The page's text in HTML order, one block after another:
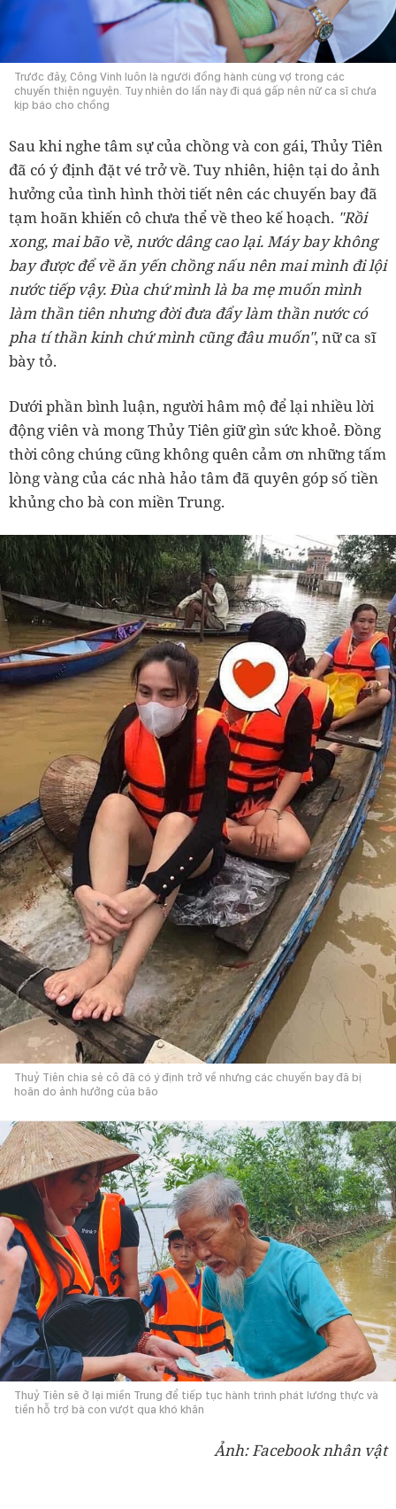
Trước đây, Công Vinh luôn là người đồng hành cùng vợ trong các
chuyến thiện nguyện. Tuy nhiên do lần này đi quá gấp nên nữ ca sĩ chưa
kịp báo cho chồng
Sau khi nghe tâm sự của chồng và con gái, Thủy Tiên
đã có ý định đặt vé trở về. Tuy nhiên, hiện tại do ảnh
hưởng của tình hình thời tiết nên các chuyến bay đã
tạm hoãn khiến cô chưa thể về theo kế hoạch. "Rồi
xong, mai bão về, nước dâng cao lại. Máy bay không
bay được để về ăn yến chồng nấu nên mai mình đi lội
nước tiếp vậy. Đùa chứ mình là ba mẹ muốn mình
làm thần tiên nhưng đời đưa đẩy làm thần nước có
pha tí thần kinh chứ mình cũng đâu muốn", nữ ca sĩ
bày tỏ.
Dưới phần bình luận, người hâm mộ để lại nhiều lời
động viên và mong Thủy Tiên giữ gìn sức khoẻ. Đồng
thời công chúng cũng không quên cảm ơn những tấm
lòng vàng của các nhà hảo tâm đã quyên góp số tiền
khủng cho bà con miền Trung.
Thuỷ Tiên chia sẻ cô đã có ý định trở về nhưng các chuyến bay đã bị
hoãn do ảnh hưởng của bão
Thuỷ Tiên sẽ ở lại miền Trung để tiếp tục hành trình phát lương thực và
tiền hỗ trợ bà con vượt qua khó khăn
Ảnh: Facebook nhân vật